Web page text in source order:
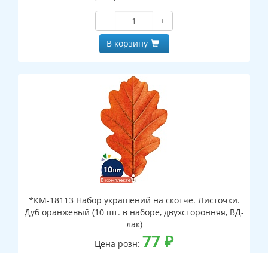
−
+
В корзину
*КМ-18113 Набор украшений на скотче. Листочки.
Дуб оранжевый (10 шт. в наборе, двухсторонняя, ВД-
лак)
Цена розн: 77 ₽